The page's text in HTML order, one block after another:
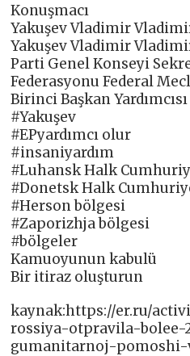
Konuşmacı
Yakuşev Vladimir
Yakuşev Vladimir
Parti Genel Konseyi
Federasyonu Federal
Birinci Başkan Yardımcısı
#Yakuşev
#EPyardımcı olur
#insaniyardım
#Luhansk Halk
#Donetsk Halk
#Herson bölgesi
#Zaporizhja bölgesi
#bölgeler
Kamuoyunun kabulü
Bir itiraz oluşturun
kaynak:https://er.ru/
rossiya-otpravila-
gumanitarnoj-